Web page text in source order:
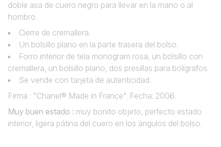
doble asa de cuero negro para llevar en la mano o al
hombro.
Cierre de cremallera.
Un bolsillo plano en la parte trasera del bolso.
Forro interior de tela monogram rosa, un bolsillo con
cremallera, un bolsillo plano, dos presillas para bolígrafos.
Se vende con tarjeta de autenticidad.
Firma : "Chanel® Made in France". Fecha: 2006.
Muy buen estado : muy bonito objeto, perfecto estado
interior, ligera pátina del cuero en los ángulos del bolso.